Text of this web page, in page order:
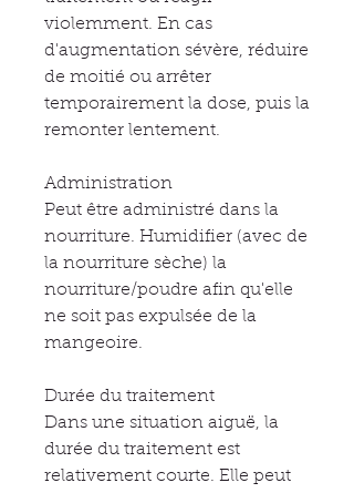
violemment. En cas
d'augmentation sévère, réduire
de moitié ou arrêter
temporairement la dose, puis la
remonter lentement.
Administration
Peut être administré dans la
nourriture. Humidifier (avec de
la nourriture sèche) la
nourriture/poudre afin qu'elle
ne soit pas expulsée de la
mangeoire.
Durée du traitement
Dans une situation aiguë, la
durée du traitement est
relativement courte. Elle peut